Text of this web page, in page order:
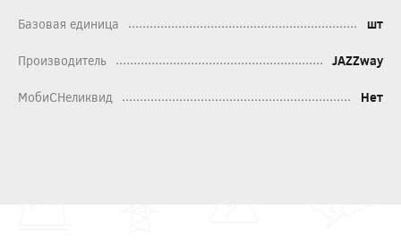
Базовая единица шт
Производитель JAZZway
МобиСНеликвид Нет